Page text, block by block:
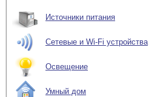
Источники питания
Сетевые и Wi-Fi устройства
Освещение
Умный дом